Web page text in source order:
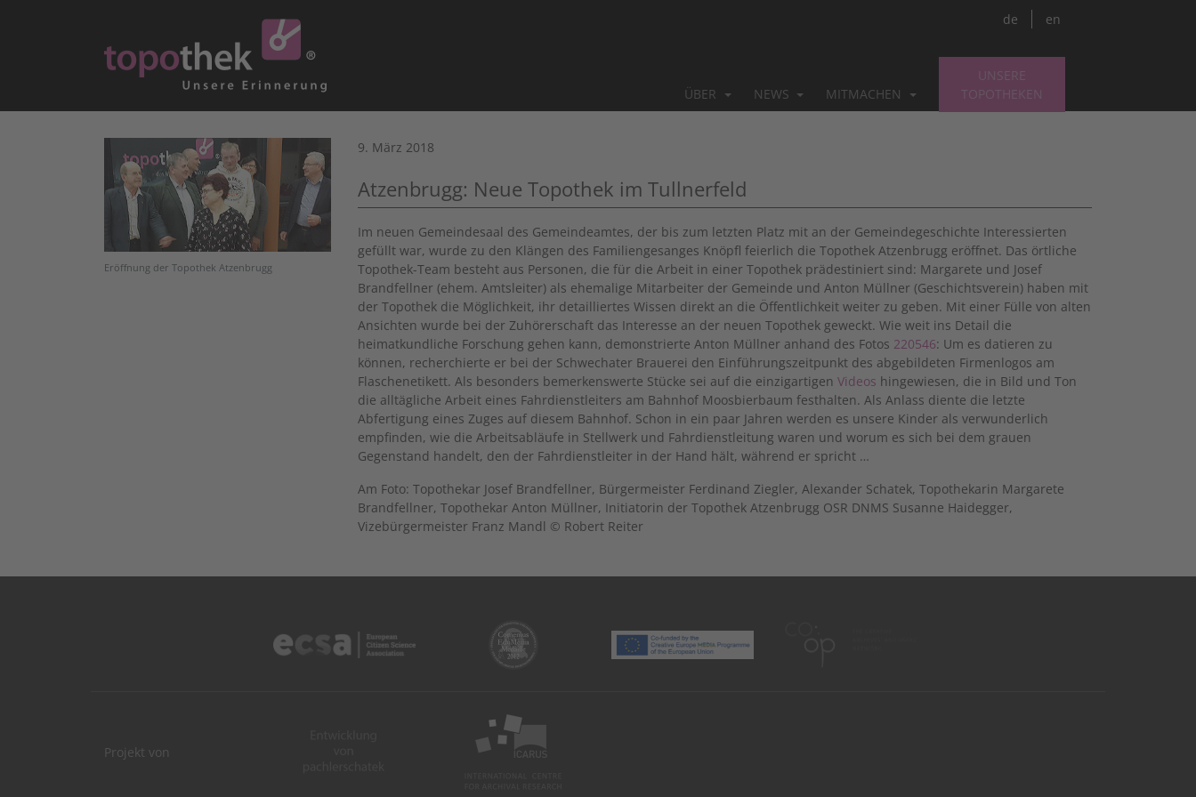
ÜBER NEWS MITMACHEN
UNSERE
TOPOTHEKEN
de en
Eröffnung der Topothek Atzenbrugg
9. März 2018
Atzenbrugg: Neue Topothek im Tullnerfeld
Im neuen Gemeindesaal des Gemeindeamtes, der bis zum letzten Platz mit an der Gemeindegeschichte Interessierten
gefüllt war, wurde zu den Klängen des Familiengesanges Knöpfl feierlich die Topothek Atzenbrugg eröffnet. Das örtliche
Topothek-Team besteht aus Personen, die für die Arbeit in einer Topothek prädestiniert sind: Margarete und Josef
Brandfellner (ehem. Amtsleiter) als ehemalige Mitarbeiter der Gemeinde und Anton Müllner (Geschichtsverein) haben mit
der Topothek die Möglichkeit, ihr detailliertes Wissen direkt an die Öffentlichkeit weiter zu geben. Mit einer Fülle von alten
Ansichten wurde bei der Zuhörerschaft das Interesse an der neuen Topothek geweckt. Wie weit ins Detail die
heimatkundliche Forschung gehen kann, demonstrierte Anton Müllner anhand des Fotos 220546: Um es datieren zu
können, recherchierte er bei der Schwechater Brauerei den Einführungszeitpunkt des abgebildeten Firmenlogos am
Flaschenetikett. Als besonders bemerkenswerte Stücke sei auf die einzigartigen Videos hingewiesen, die in Bild und Ton
die alltägliche Arbeit eines Fahrdienstleiters am Bahnhof Moosbierbaum festhalten. Als Anlass diente die letzte
Abfertigung eines Zuges auf diesem Bahnhof. Schon in ein paar Jahren werden es unsere Kinder als verwunderlich
empfinden, wie die Arbeitsabläufe in Stellwerk und Fahrdienstleitung waren und worum es sich bei dem grauen
Gegenstand handelt, den der Fahrdienstleiter in der Hand hält, während er spricht …
Am Foto: Topothekar Josef Brandfellner, Bürgermeister Ferdinand Ziegler, Alexander Schatek, Topothekarin Margarete
Brandfellner, Topothekar Anton Müllner, Initiatorin der Topothek Atzenbrugg OSR DNMS Susanne Haidegger,
Vizebürgermeister Franz Mandl © Robert Reiter
Projekt von